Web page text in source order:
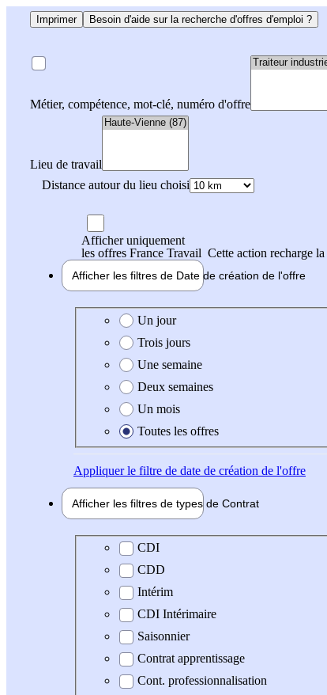
Imprimer Besoin d'aide sur la recherche d'offres d'emploi ?
Métier, compétence, mot-clé, numéro d'offre
Lieu de travail
Distance autour du lieu choisi
Afficher uniquement
les offres France Travail Cette action recharge
Afficher les filtres de Date de création de l'offre
Date de création de l'offre
Un jour
Trois jours
Une semaine
Deux semaines
Un mois
Toutes les offres
Appliquerle filtre de date de création de l'offre
Afficher les filtres de types de Contrat
Type de contrat
CDI
CDD
Intérim
CDI Intérimaire
Saisonnier
Contrat apprentissage
Cont. professionnalisation